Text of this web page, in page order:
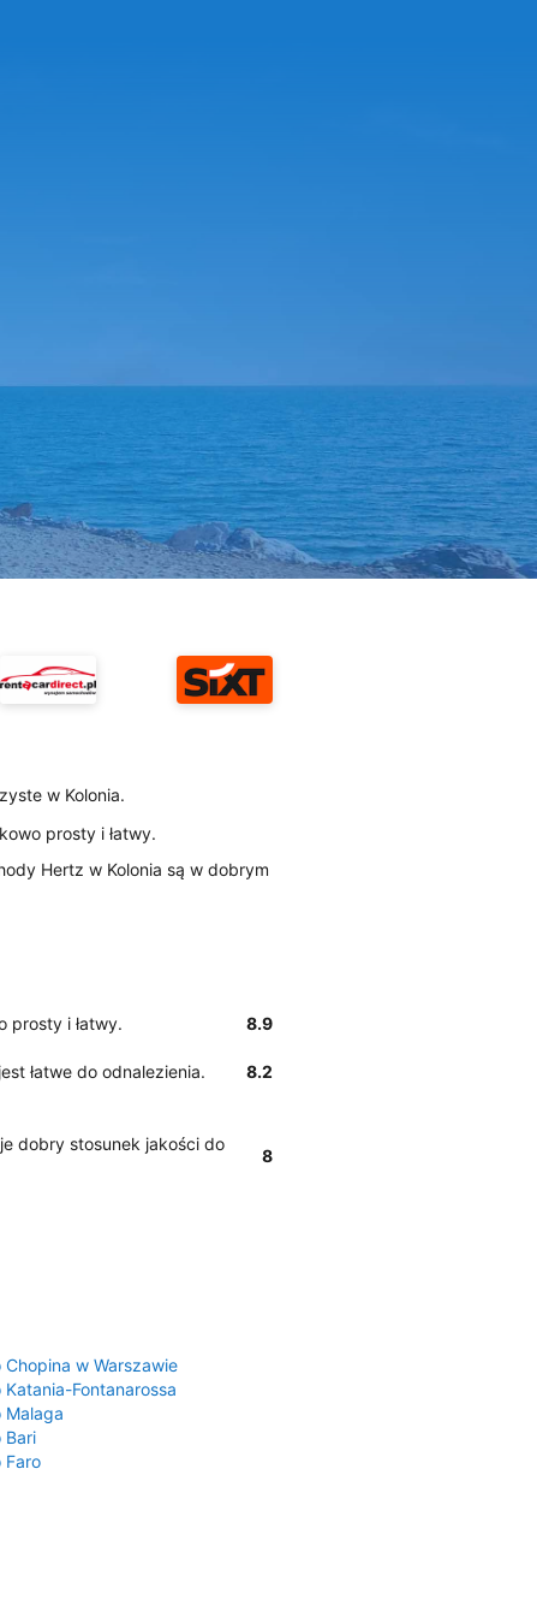
w Kolonia.
prosty i łatwy.
Hertz w Kolonia są w dobrym
prosty i łatwy. 8.9
łatwe do odnalezienia. 8.2
dobry stosunek jakości do
8
Chopina w Warszawie
Katania-Fontanarossa
Malaga
Bari
Faro